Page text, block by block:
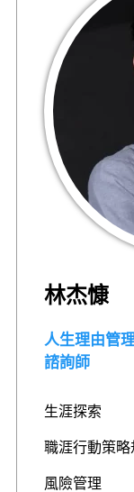
林杰慷
人生理由管
諮詢師
生涯探索
職涯行動策略
風險管理